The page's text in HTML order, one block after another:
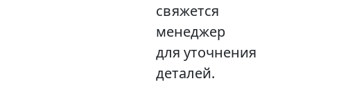
свяжется
менеджер
для уточнения
деталей.